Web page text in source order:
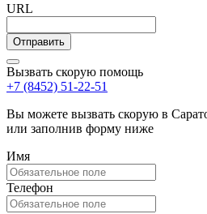
URL
Вызвать скорую помощь
+7 (8452) 51-22-51
Вы можете вызвать скорую в
или заполнив форму ниже
Имя
Телефон